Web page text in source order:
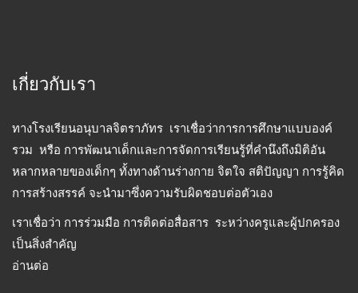
เกี่ยวกับเรา
ทางโรงเรียนอนุบาลจิตราภัทร เราเชื่อว่าการการศึกษาแบบองค์
รวม หรือ การพัฒนาเด็กและการจัดการเรียนรู้ที่คำนึงถึงมิติอัน
หลากหลายของเด็กๆ ทั้งทางด้านร่างกาย จิตใจ สติปัญญา การรู้คิด
การสร้างสรรค์ จะนำมาซึ่งความรับผิดชอบต่อตัวเอง
เราเชื่อว่า การร่วมมือ การติดต่อสื่อสาร ระหว่างครูและผู้ปกครอง
เป็นสิ่งสำคัญ
อ่านต่อ